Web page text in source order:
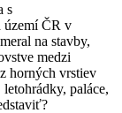
s
území ČR v
na stavby,
medzi
horných vrstiev
paláce,